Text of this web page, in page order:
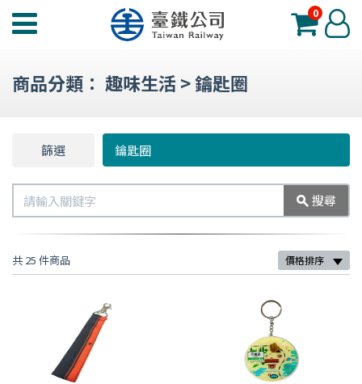
臺
工
選
單
0 登
入
商品分類： 趣味生活>鑰匙圈
篩選 鑰匙圈
選
搜尋
共 25 件商品 價格排序